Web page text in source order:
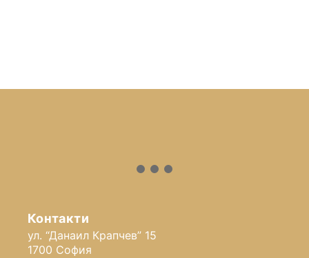
Контакти
ул. “Данаил Крапчев” 15
1700 София